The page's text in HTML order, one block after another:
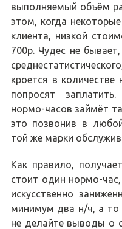
выполняемый объём
этом, когда
клиента, низкой
700р. Чудес не
кроется в
попросят
нормо-часов займёт
это позвонив в
той же марки
Как правило,
стоит один нормо-
искусственно
минимум два н/ч, а то
не делайте выводы о